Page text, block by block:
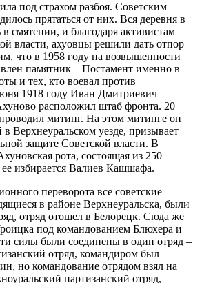
под страхом разбоя. Советским
прятаться от них. Вся деревня в
в смятении, и благодаря активистам
власти, ахуовцы решили дать отпор
что в 1958 году на возвышенности
памятник – Постамент именно в
и тех, кто воевал против
1918 году Иван Дмитриевич
расположил штаб фронта. 20
митинг. На этом митинге он
в Верхнеуральском уезде, призывает
защите Советской власти. В
рота, состоящая из 250
избирается Валиев Кашшафа.
переворота все советские
в районе Верхнеуральска, были
отряд отошел в Белорецк. Сюда же
под командованием Блюхера и
силы были соединены в один отряд –
отряд, командиром был
но командование отрядом взял на
партизанский отряд,